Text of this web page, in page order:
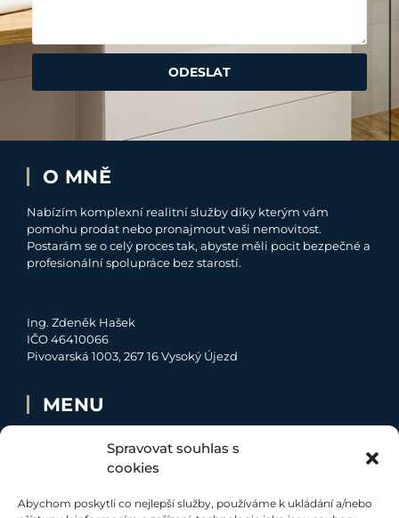
Spravovat souhlas s
cookies
Abychom poskytli co nejlepší služby, používáme k ukládání a/nebo
ODESLAT
O MNĚ
Nabízím komplexní realitní služby díky kterým vám
pomohu prodat nebo pronajmout vaši nemovitost.
Postarám se o celý proces tak, abyste měli pocit bezpečné a
profesionální spolupráce bez starostí.
Ing. Zdeněk Hašek
IČO 46410066
Pivovarská 1003, 267 16 Vysoký Újezd
MENU